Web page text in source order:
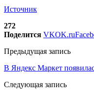
Источник
272
Поделится VKOK.ru
Предыдущая запись
В Яндекс Маркет
Следующая запись